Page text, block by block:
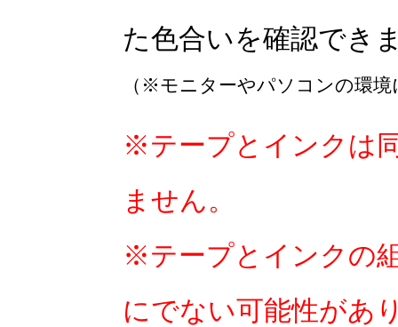
た色合いを確認でき
（※モニターやパソコンの環
※テープとインクは
ません。
※テープとインクの
にでない可能性があ